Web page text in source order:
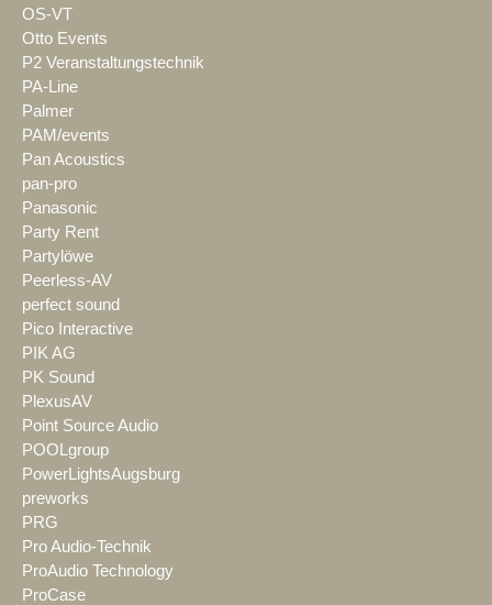
OS-VT
Otto Events
P2 Veranstaltungstechnik
PA-Line
Palmer
PAM/events
Pan Acoustics
pan-pro
Panasonic
Party Rent
Partylöwe
Peerless-AV
perfect sound
Pico Interactive
PIK AG
PK Sound
PlexusAV
Point Source Audio
POOLgroup
PowerLightsAugsburg
preworks
PRG
Pro Audio-Technik
ProAudio Technology
ProCase